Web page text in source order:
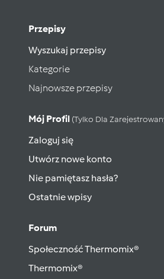
Przepisy
Wyszukaj przepisy
Kategorie
Najnowsze przepisy
Mój Profil (tylko Dla
Zaloguj się
Utwórz nowe konto
Nie pamiętasz hasła?
Ostatnie wpisy
Forum
Społeczność Thermomix®
Thermomix®